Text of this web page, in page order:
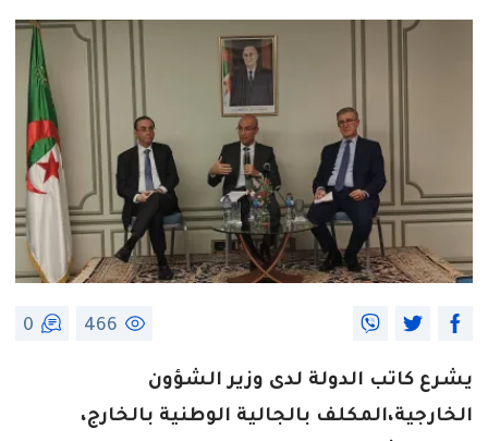
466
0
يشرع كاتب الدولة لدى وزير الشؤون
الخارجية،المكلف بالجالية الوطنية بالخارج،